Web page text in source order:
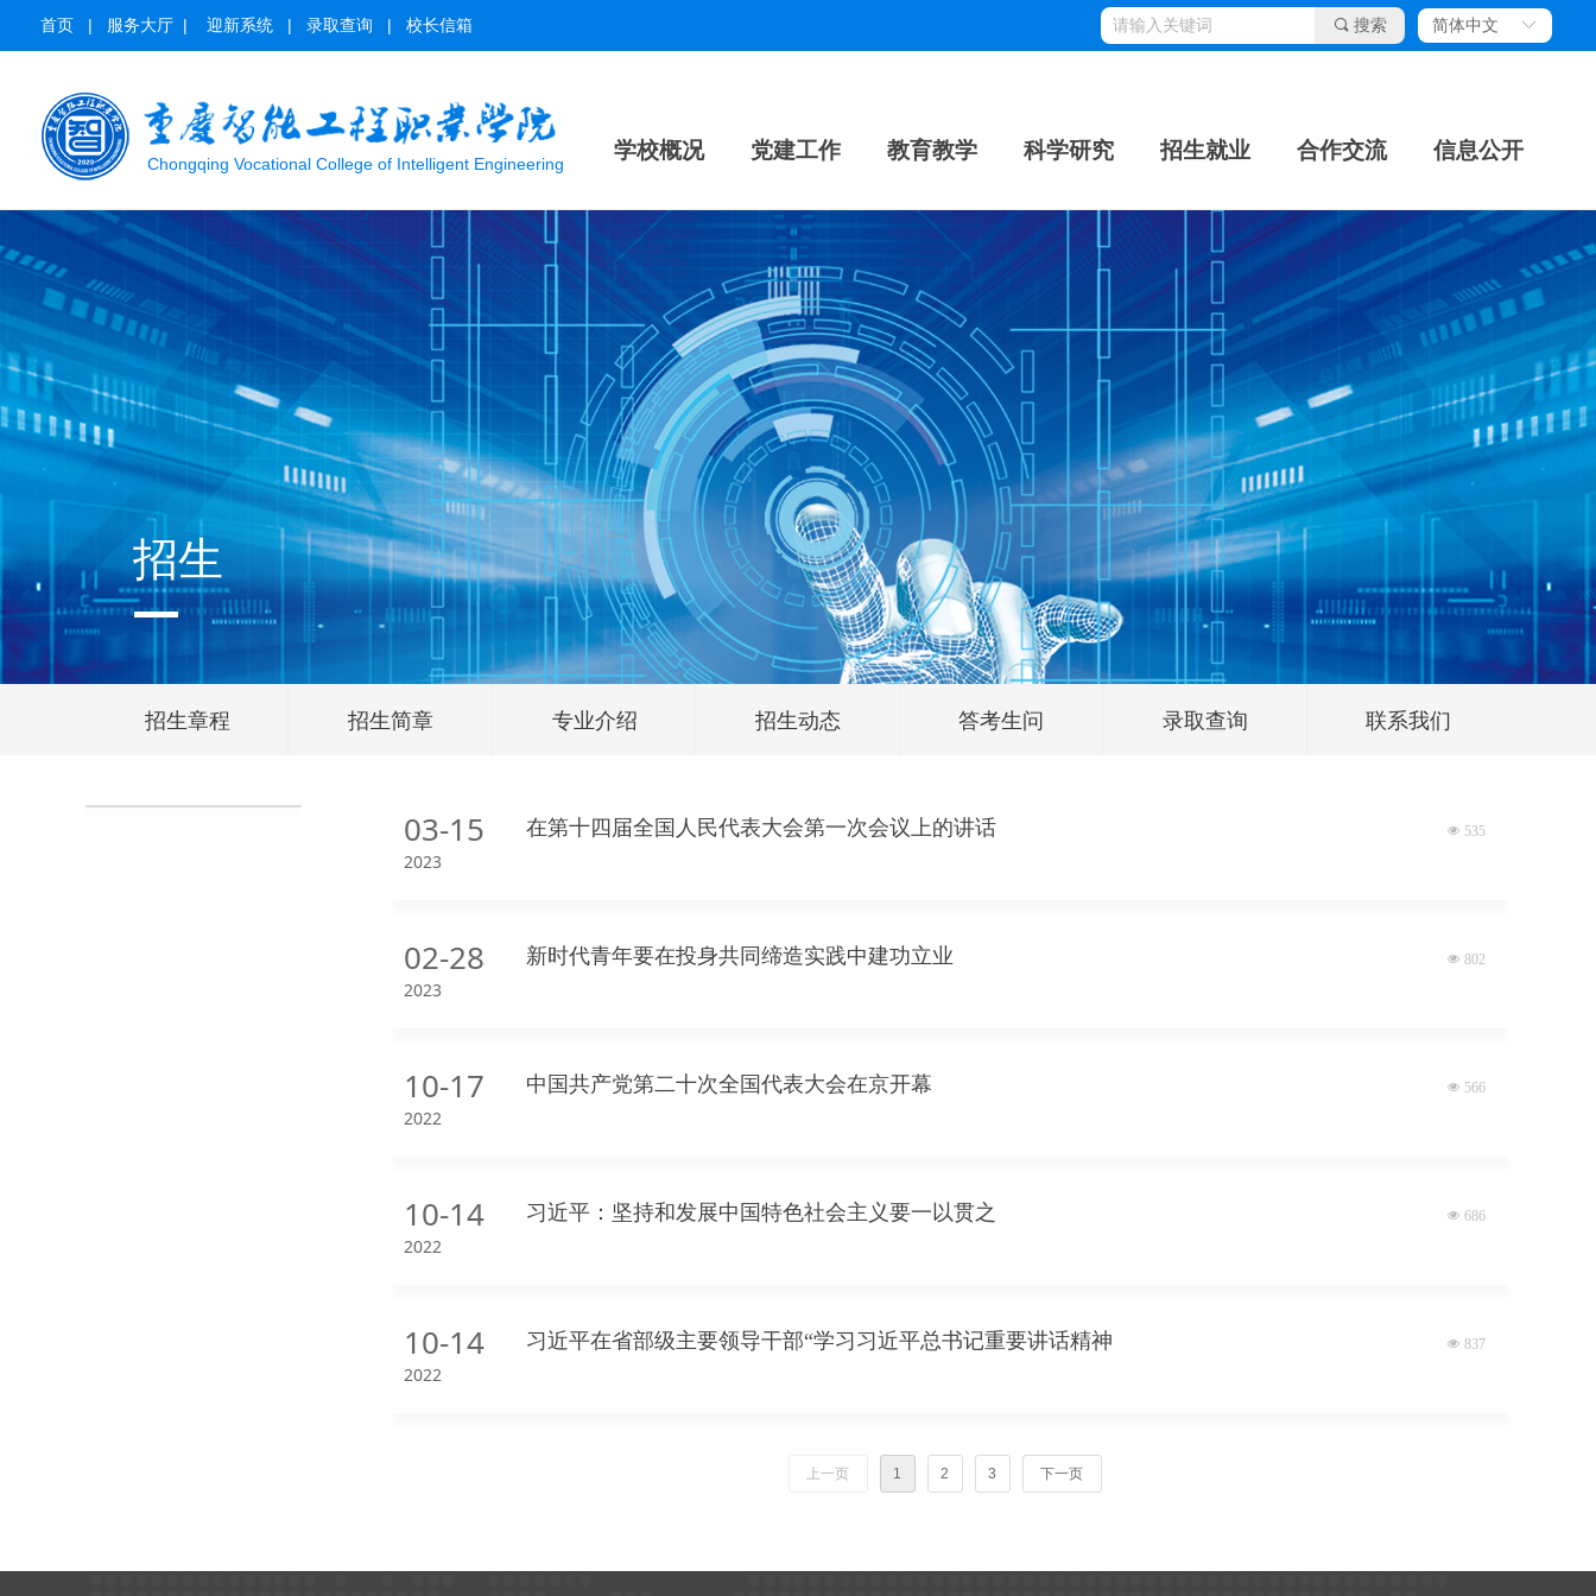
Chongqing Vocational College of Intelligent Engineering
学校概况 党建工作 教育教学 科学研究 招生就业 合作交流 信息公开
首页 | 服务大厅 | 迎新系统 | 录取查询 | 校长信箱 ꀅ
简体中文
끠 搜索
招生
招生章程 招生简章 专业介绍 招生动态 答考生问 录取查询 联系我们
2023
03-15 在第十四届全国人民代表大会第一次会议上的讲话 넶 535
2023
02-28 新时代青年要在投身共同缔造实践中建功立业 넶 802
2022
10-17 中国共产党第二十次全国代表大会在京开幕 넶 566
2022
10-14 习近平：坚持和发展中国特色社会主义要一以贯之 넶 686
2022
10-14 习近平在省部级主要领导干部“学习习近平总书记重要讲话精神 넶 837
上一页 1 2 3 下一页